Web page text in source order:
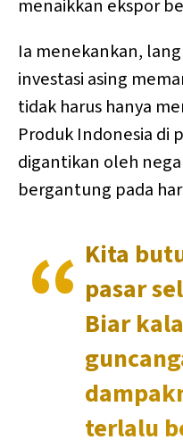
menaikkan ekspor
Ia menekankan,
investasi asing
tidak harus hanya
Produk Indonesia di
digantikan oleh
bergantung pada
Kita
pasar
Biar
terlalu